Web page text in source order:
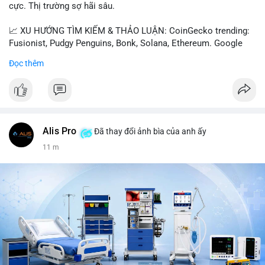
cực. Thị trường sợ hãi sâu.
📈 XU HƯỚNG TÌM KIẾM & THẢO LUẬN: CoinGecko trending:
Fusionist, Pudgy Penguins, Bonk, Solana, Ethereum. Google
tiêu, vũ khí hạt nhân, đội tuyển Brasil, cúp U20 Châu Á.
UFC 310, Premier League, Champions League, NCAA Football,
MrBeast, Google. Binance Square: nhiều post về lệnh long, lợi
nhuận, $HFT/$SKYAI, $RIVER, $WLD, $ALLO, Top trader 30
💬 DÒNG CHẢY TIN TỨC & TRUYỀN THÔNG: Telegram
CoinTelegraph: Saylor nói Bitcoin không cần rõ ràng, Mỹ cần
rõ ràng; CEX futures volume giảm xuống $4 tỷ trong tháng 7,
thấp nhất từ tháng 12/2023; Prophet Market ra mắt thị trường
dự đoán human vs AI; Trump nói crypto làเรื่อง lớn, người dùng
Bitcoin giảm áp lực cho đồng đô la; Thượng viện Mỹ đẩy lại bỏ
Đọc thêm
Alis Pro Đã thay đổi ảnh bìa của anh ấy
12 m